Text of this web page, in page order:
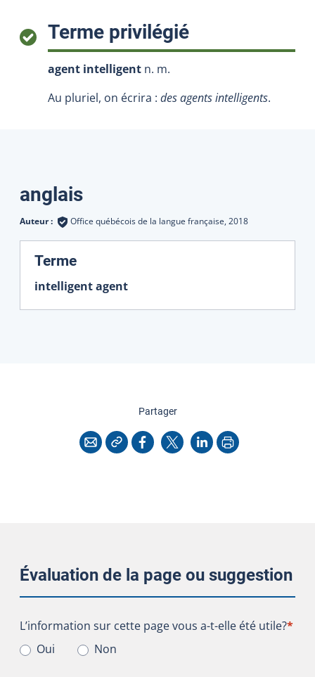
Terme privilégié:
agent intelligent n. m.
Au pluriel, on écrira : des agents intelligents.
Traductions
anglais
Auteur : Office québécois de la langue française, 2018
Terme:
intelligent agent
Partagercette page
CourrielCopier l'adresse
Facebook
X LinkedInImprimer
Évaluation de la page ou suggestion
L’information sur cette page vous a-t-elle été utile?
L’information sur cette page vous a-t-elle été utile?*
Oui
Non